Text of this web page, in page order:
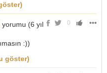
0
yorumu (6 yıl
:))
göster)